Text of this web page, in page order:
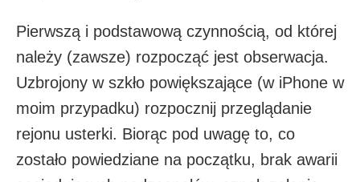
Pierwszą i podstawową czynnością, od której
należy (zawsze) rozpocząć jest obserwacja.
Uzbrojony w szkło powiększające (w iPhone w
moim przypadku) rozpocznij przeglądanie
rejonu usterki. Biorąc pod uwagę to, co
zostało powiedziane na początku, brak awarii